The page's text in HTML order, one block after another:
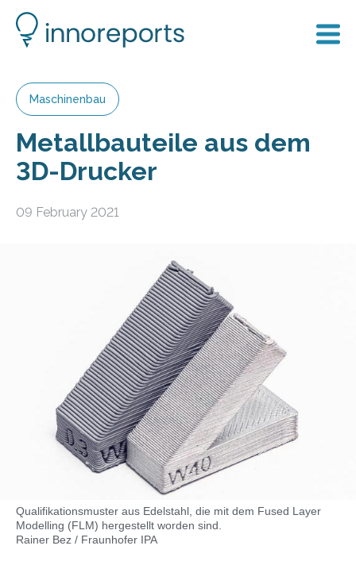
Maschinenbau
Metallbauteile aus dem
3D-Drucker
09 February 2021
Qualifikationsmuster aus Edelstahl, die mit dem Fused Layer
Modelling (FLM) hergestellt worden sind.
Rainer Bez / Fraunhofer IPA